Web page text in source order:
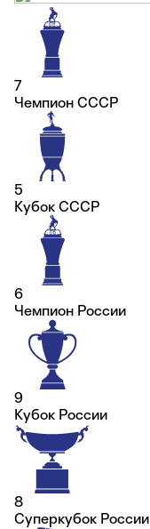
7
Чемпион СССР
5
Кубок СССР
6
Чемпион России
9
Кубок России
8
Суперкубок России